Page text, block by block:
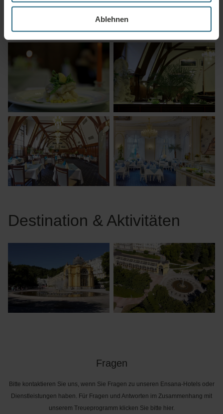
Ablehnen
Destination & Aktivitäten
Fragen
Bitte kontaktieren Sie uns, wenn Sie Fragen zu unseren Ensana-Hotels oder
Dienstleistungen haben. Für Fragen und Antworten im Zusammenhang mit
unserem Treueprogramm klicken Sie bitte hier.